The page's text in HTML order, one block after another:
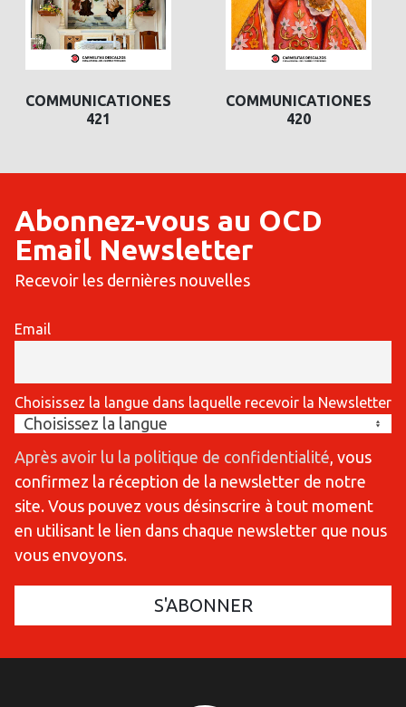
COMMUNICATIONES
420
COMMUNICATIONES
419
Abonnez-vous au OCD
Email Newsletter
Recevoir les dernières nouvelles
Email
Choisissez la langue dans laquelle recevoir la Newsletter
Après avoir lu la politique de confidentialité , vous
confirmez la réception de la newsletter de notre
site. Vous pouvez vous désinscrire à tout moment
en utilisant le lien dans chaque newsletter que nous
vous envoyons.